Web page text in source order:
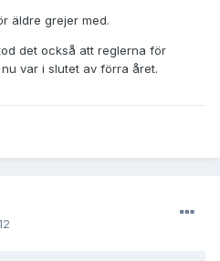
äldre grejer med.
det också att reglerna för
var i slutet av förra året.